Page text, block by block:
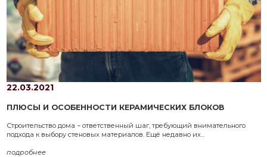
22.03.2021
ПЛЮСЫ И ОСОБЕННОСТИ КЕРАМИЧЕСКИХ БЛОКОВ
Строительство дома − ответственный шаг, требующий внимательного
подхода к выбору стеновых материалов. Ещё недавно их...
подробнее